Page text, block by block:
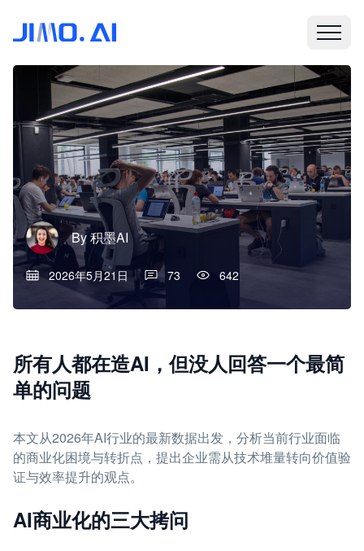
By积墨AI
2026年5月21日 73 642
所有人都在造AI，但没人回答一个最简
单的问题
本文从2026年AI行业的最新数据出发，分析当前行业面临
的商业化困境与转折点，提出企业需从技术堆量转向价值验
证与效率提升的观点。
AI商业化的三大拷问